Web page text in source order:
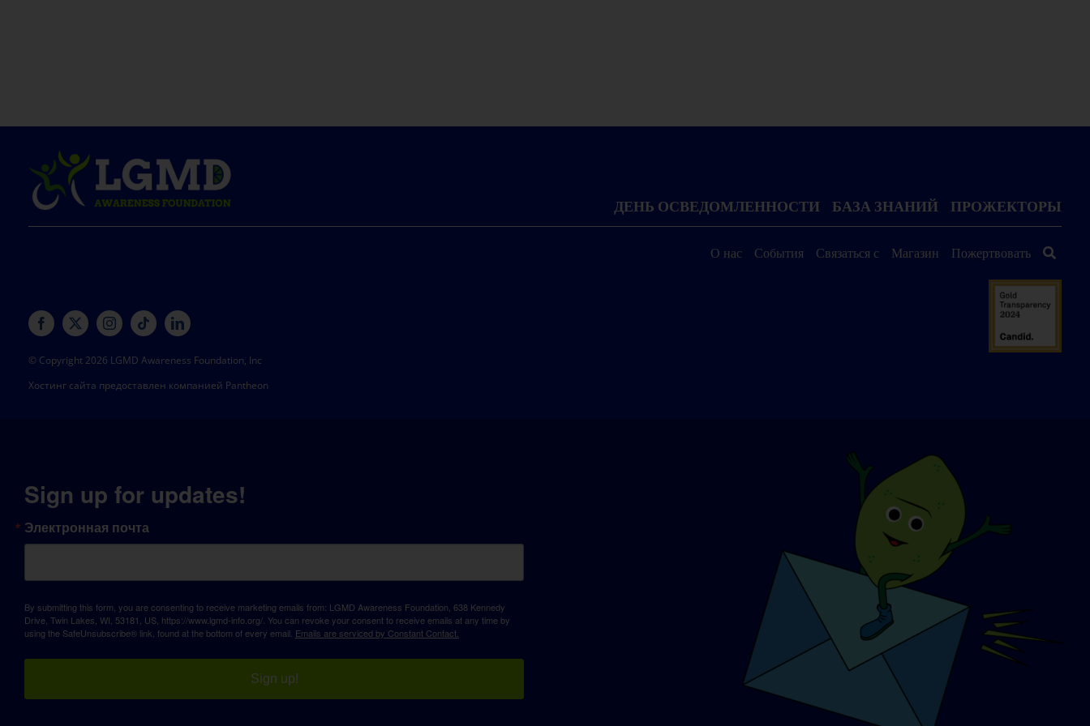
ДЕНЬ ОСВЕДОМЛЕННОСТИ БАЗА ЗНАНИЙ ПРОЖЕКТОРЫ
О нас События Связаться с Магазин Пожертвовать
© Copyright 2026 LGMD Awareness Foundation, Inc
Хостинг сайта предоставлен компанией Pantheon
Sign up for updates!
Электронная почта
By submitting this form, you are consenting to receive marketing emails from: LGMD Awareness Foundation, 638 Kennedy
Drive, Twin Lakes, WI, 53181, US, https://www.lgmd-info.org/. You can revoke your consent to receive emails at any time by
using the SafeUnsubscribe® link, found at the bottom of every email. Emails are serviced by Constant Contact.
Sign up!